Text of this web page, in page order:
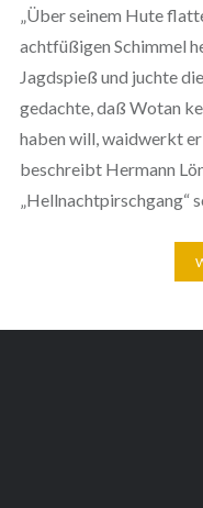
„Über seinem Hute
achtfüßigen Schimmel
Jagdspieß und juchte
gedachte, daß Wotan
haben will, waidwerkt er
beschreibt Hermann
„Hellnachtpirschgang“